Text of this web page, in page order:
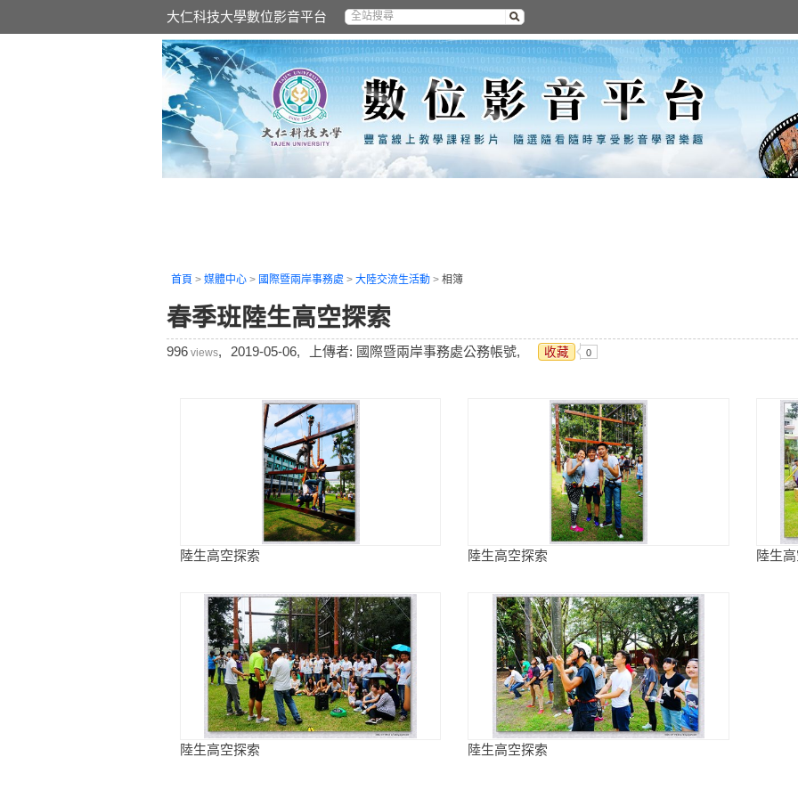
大仁科技大學數位影音平台
首頁 > 媒體中心 > 國際暨兩岸事務處 > 大陸交流生活動 > 相簿
春季班陸生高空探索
996 views, 2019-05-06, 上傳者: 國際暨兩岸事務處公務帳號, 收藏 0
陸生高空探索 陸生高空探索 陸生
陸生高空探索 陸生高空探索